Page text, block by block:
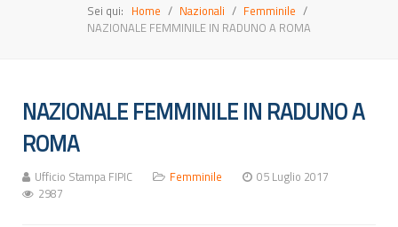
Sei qui: Home Nazionali
Femminile
NAZIONALE FEMMINILE IN RADUNO A ROMA
NAZIONALE FEMMINILE IN RADUNO A
ROMA
Ufficio Stampa FIPIC Femminile
05 Luglio 2017
2987